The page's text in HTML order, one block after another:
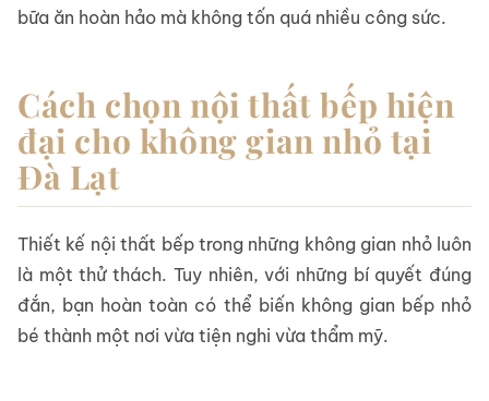
bữa ăn hoàn hảo mà không tốn quá nhiều công sức.
Cách chọn nội thất bếp hiện
đại cho không gian nhỏ tại
Đà Lạt
Thiết kế nội thất bếp trong những không gian nhỏ luôn
là một thử thách. Tuy nhiên, với những bí quyết đúng
đắn, bạn hoàn toàn có thể biến không gian bếp nhỏ
bé thành một nơi vừa tiện nghi vừa thẩm mỹ.